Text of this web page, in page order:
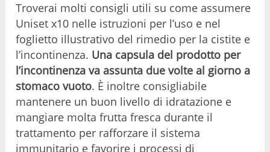
Troverai molti consigli utili su come assumere
Uniset x10 nelle istruzioni per l’uso e nel
foglietto illustrativo del rimedio per la cistite e
l’incontinenza. Una capsula del prodotto per
l’incontinenza va assunta due volte al giorno a
stomaco vuoto. È inoltre consigliabile
mantenere un buon livello di idratazione e
mangiare molta frutta fresca durante il
trattamento per rafforzare il sistema
immunitario e favorire i processi di